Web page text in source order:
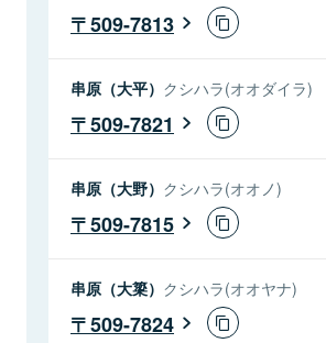
509-7813
串原（大平） クシハラ(オオダイラ)
509-7821
串原（大野） クシハラ(オオノ)
509-7815
串原（大簗） クシハラ(オオヤナ)
509-7824